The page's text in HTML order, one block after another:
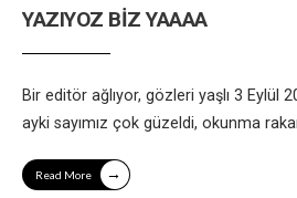
YAZIYOZ BİZ YAAAA
Bir editör ağlıyor, gözleri yaşlı 3 Eylül
ayki sayımız çok güzeldi, okunma
Read More →